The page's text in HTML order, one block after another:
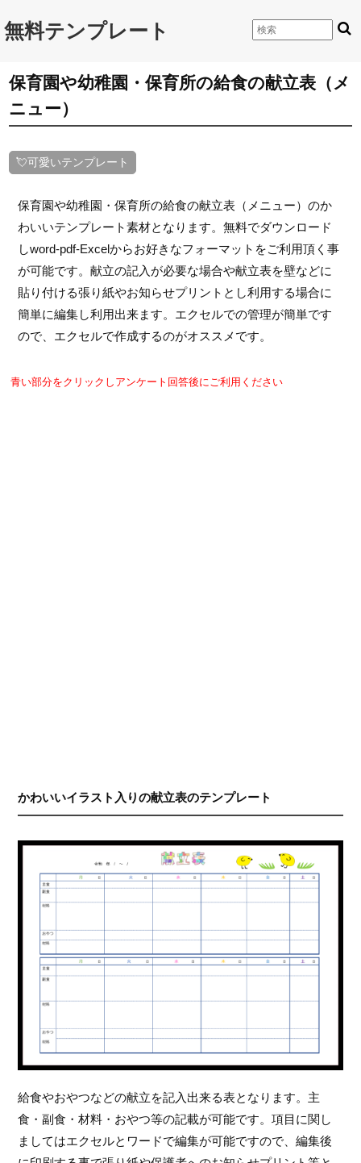
無料テンプレート
保育園や幼稚園・保育所の給食の献立表（メ
ニュー）
💘可愛いテンプレート
保育園や幼稚園・保育所の給食の献立表（メニュー）のか
わいいテンプレート素材となります。無料でダウンロード
しword-pdf-Excelからお好きなフォーマットをご利用頂く事
が可能です。献立の記入が必要な場合や献立表を壁などに
貼り付ける張り紙やお知らせプリントとし利用する場合に
簡単に編集し利用出来ます。エクセルでの管理が簡単です
ので、エクセルで作成するのがオススメです。
青い部分をクリックしアンケート回答後にご利用ください
かわいいイラスト入りの献立表のテンプレート
給食やおやつなどの献立を記入出来る表となります。主
食・副食・材料・おやつ等の記載が可能です。項目に関し
ましてはエクセルとワードで編集が可能ですので、編集後